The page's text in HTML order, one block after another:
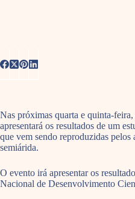
Nas próximas quarta e quinta-
apresentará os resultados de um
que vem sendo reproduzidas pelos
semiárida.
O evento irá apresentar os
Nacional de Desenvolvimento